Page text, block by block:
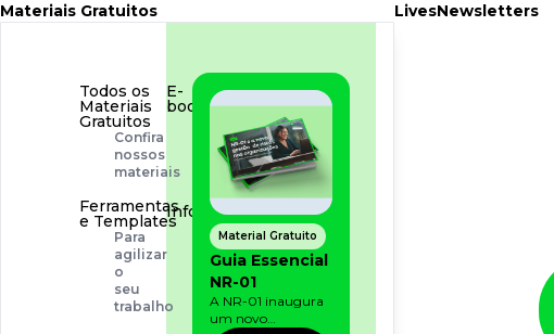
Materiais Gratuitos
Todos os
Materiais
Gratuitos
Confira
nossos
materiais
E-
book
Aprofunde
seu
conhecimento
Ferramentas
e Templates
Para
agilizar
o
seu
trabalho
Infográfico
Conteúdo
prático
rápido
Material Gratuito
Guia Essencial
NR-01
A NR-01 inaugura
um novo
LivesNewsletters